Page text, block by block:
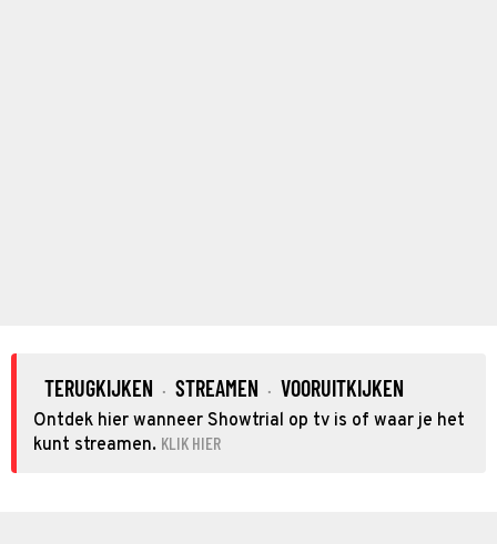
TERUGKIJKEN · STREAMEN · VOORUITKIJKEN
Ontdek hier wanneer Showtrial op tv is of waar je het
kunt streamen. KLIK HIER